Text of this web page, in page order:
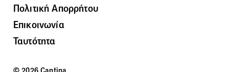
Πολιτική Απορρήτου
Επικοινωνία
Ταυτότητα